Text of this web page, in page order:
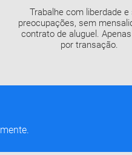
Trabalhe com liberdade e
preocupações, sem
contrato de aluguel.
por transação.